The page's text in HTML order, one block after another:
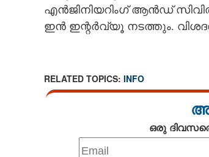
LITERATURE
CONTACT US
എൻജിനിയറിംഗ് ആൻഡ്
ഇൻ ഇന്റർവ്യൂ നടത്തും.
RELATED TOPICS: INFO
ഒരു